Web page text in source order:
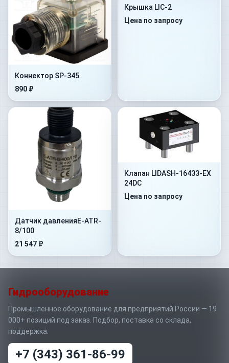
Коннектор SP-345
890 ₽
Крышка LIC-2
Цена по запросу
Датчик давленияE-ATR-
8/100
21 547 ₽
Клапан LIDASH-16433-EX
24DC
Цена по запросу
Гидрооборудование
Промышленное оборудование для предприятий России — 19
000+ позиций под заказ. Подбор, поставка со склада,
поддержка.
+7 (343) 361-86-99